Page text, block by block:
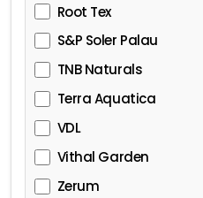
Root Tex
S&P Soler Palau
TNB Naturals
Terra Aquatica
VDL
Vithal Garden
Zerum